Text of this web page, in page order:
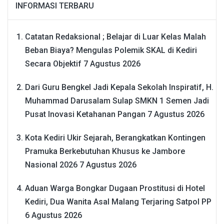
INFORMASI TERBARU
Catatan Redaksional ; Belajar di Luar Kelas Malah
Beban Biaya? Mengulas Polemik SKAL di Kediri
Secara Objektif 7 Agustus 2026
Dari Guru Bengkel Jadi Kepala Sekolah Inspiratif, H.
Muhammad Darusalam Sulap SMKN 1 Semen Jadi
Pusat Inovasi Ketahanan Pangan 7 Agustus 2026
Kota Kediri Ukir Sejarah, Berangkatkan Kontingen
Pramuka Berkebutuhan Khusus ke Jambore
Nasional 2026 7 Agustus 2026
Aduan Warga Bongkar Dugaan Prostitusi di Hotel
Kediri, Dua Wanita Asal Malang Terjaring Satpol PP
6 Agustus 2026